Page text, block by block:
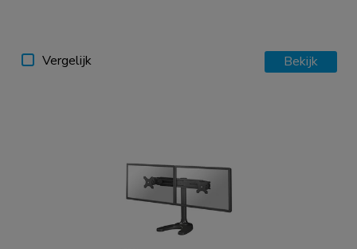
Vergelijk Bekijk